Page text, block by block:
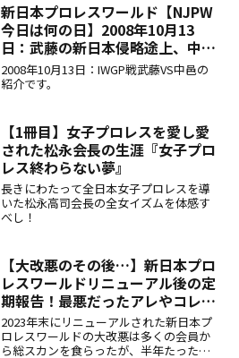
新日本プロレスワールド【NJPW
今日は何の日】2008年10月13
日：武藤の新日本侵略途上、中邑
真輔のIWGPヘビー級リベンジマ
ッチ
2008年10月13日：IWGP戦武藤VS中邑の
紹介です。
【1冊目】女子プロレスを愛し愛
された松永会長の生涯『女子プロ
レス終わらない夢』
長きにわたって全日本女子プロレスを導
いた松永高司会長の全女イズムを体感す
べし！
【大改悪のその後…】新日本プロ
レスワールドリニューアル後の定
期報告！最悪だったアレやコレは
どうなった？
2023年末にリニューアルされた新日本プ
ロレスワールドの大改悪は多くの会員か
ら総スカンを食らったが、半年たった今